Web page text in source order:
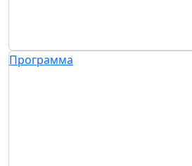
Программа